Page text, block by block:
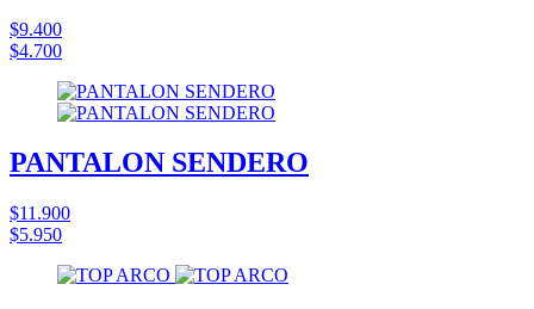
$9.400
$4.700
PANTALON SENDERO
$11.900
$5.950